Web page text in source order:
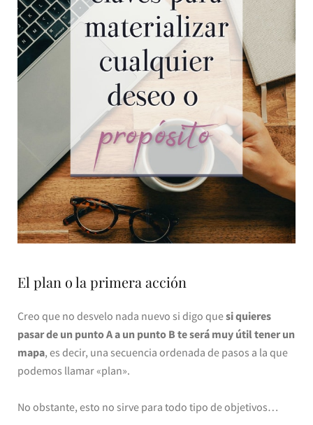
El plan o la primera acción
Creo que no desvelo nada nuevo si digo quesi quieres
pasar de un punto A a un punto B te será muy útil tener un
mapa, es decir, una secuencia ordenada de pasos a la que
podemos llamar «plan».
No obstante, esto no sirve para todo tipo de objetivos…